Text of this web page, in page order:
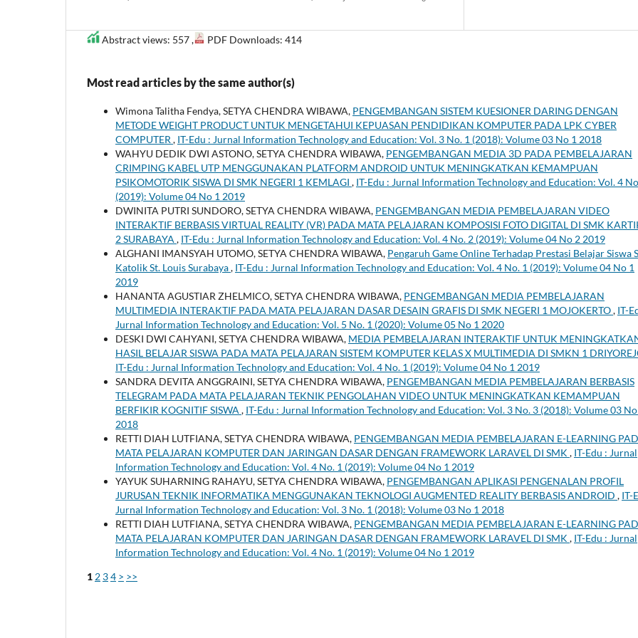
Abstract views: 557 , PDF Downloads: 414
Most read articles by the same author(s)
Wimona Talitha Fendya, SETYA CHENDRA WIBAWA, PENGEMBANGAN SISTEM KUESIONER DARING DENGAN
METODE WEIGHT PRODUCT UNTUK MENGETAHUI KEPUASAN PENDIDIKAN KOMPUTER PADA LPK CYBER
COMPUTER , IT-Edu : Jurnal Information Technology and Education: Vol. 3 No. 1 (2018): Volume 03 No 1 2018
WAHYU DEDIK DWI ASTONO, SETYA CHENDRA WIBAWA, PENGEMBANGAN MEDIA 3D PADA PEMBELAJARAN
CRIMPING KABEL UTP MENGGUNAKAN PLATFORM ANDROID UNTUK MENINGKATKAN KEMAMPUAN
PSIKOMOTORIK SISWA DI SMK NEGERI 1 KEMLAGI , IT-Edu : Jurnal Information Technology and Education: Vol. 4
(2019): Volume 04 No 1 2019
DWINITA PUTRI SUNDORO, SETYA CHENDRA WIBAWA, PENGEMBANGAN MEDIA PEMBELAJARAN VIDEO
INTERAKTIF BERBASIS VIRTUAL REALITY (VR) PADA MATA PELAJARAN KOMPOSISI FOTO DIGITAL DI SMK
2 SURABAYA , IT-Edu : Jurnal Information Technology and Education: Vol. 4 No. 2 (2019): Volume 04 No 2 2019
ALGHANI IMANSYAH UTOMO, SETYA CHENDRA WIBAWA, Pengaruh Game Online Terhadap Prestasi Belajar Siswa
Katolik St. Louis Surabaya, IT-Edu : Jurnal Information Technology and Education: Vol. 4 No. 1 (2019): Volume 04 No 1
2019
HANANTA AGUSTIAR ZHELMICO, SETYA CHENDRA WIBAWA, PENGEMBANGAN MEDIA PEMBELAJARAN
MULTIMEDIA INTERAKTIF PADA MATA PELAJARAN DASAR DESAIN GRAFIS DI SMK NEGERI 1 MOJOKERTO, IT-
Jurnal Information Technology and Education: Vol. 5 No. 1 (2020): Volume 05 No 1 2020
DESKI DWI CAHYANI, SETYA CHENDRA WIBAWA, MEDIA PEMBELAJARAN INTERAKTIF UNTUK
HASIL BELAJAR SISWA PADA MATA PELAJARAN SISTEM KOMPUTER KELAS X MULTIMEDIA DI SMKN 1
IT-Edu : Jurnal Information Technology and Education: Vol. 4 No. 1 (2019): Volume 04 No 1 2019
SANDRA DEVITA ANGGRAINI, SETYA CHENDRA WIBAWA, PENGEMBANGAN MEDIA PEMBELAJARAN BERBASIS
TELEGRAM PADA MATA PELAJARAN TEKNIK PENGOLAHAN VIDEO UNTUK MENINGKATKAN KEMAMPUAN
BERFIKIR KOGNITIF SISWA , IT-Edu : Jurnal Information Technology and Education: Vol. 3 No. 3 (2018): Volume 03
2018
RETTI DIAH LUTFIANA, SETYA CHENDRA WIBAWA, PENGEMBANGAN MEDIA PEMBELAJARAN E-LEARNING
MATA PELAJARAN KOMPUTER DAN JARINGAN DASAR DENGAN FRAMEWORK LARAVEL DI SMK , IT-Edu : Jurnal
Information Technology and Education: Vol. 4 No. 1 (2019): Volume 04 No 1 2019
YAYUK SUHARNING RAHAYU, SETYA CHENDRA WIBAWA, PENGEMBANGAN APLIKASI PENGENALAN PROFIL
JURUSAN TEKNIK INFORMATIKA MENGGUNAKAN TEKNOLOGI AUGMENTED REALITY BERBASIS ANDROID , IT-
Jurnal Information Technology and Education: Vol. 3 No. 1 (2018): Volume 03 No 1 2018
RETTI DIAH LUTFIANA, SETYA CHENDRA WIBAWA, PENGEMBANGAN MEDIA PEMBELAJARAN E-LEARNING
MATA PELAJARAN KOMPUTER DAN JARINGAN DASAR DENGAN FRAMEWORK LARAVEL DI SMK , IT-Edu : Jurnal
Information Technology and Education: Vol. 4 No. 1 (2019): Volume 04 No 1 2019
1 2 34 > >>